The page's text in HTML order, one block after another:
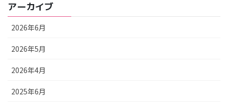
アーカイブ
2026年6月
2026年5月
2026年4月
2025年6月